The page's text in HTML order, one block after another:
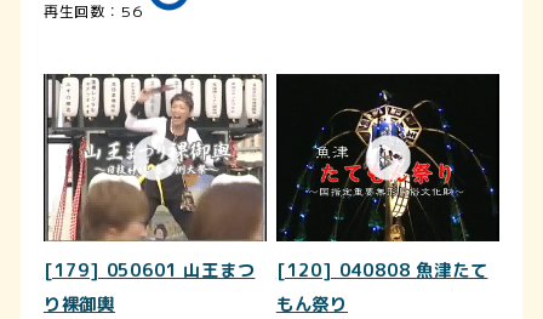
再生回数：56
[179] 050601 山王まつ
り裸御輿
[120] 040808 魚津たて
もん祭り